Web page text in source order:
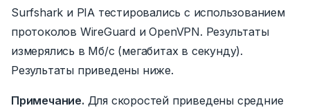
Surfshark и PIA тестировались с использованием
протоколов WireGuard и OpenVPN. Результаты
измерялись в Мб/с (мегабитах в секунду).
Результаты приведены ниже.
Примечание. Для скоростей приведены средние